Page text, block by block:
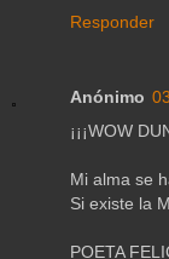
Responder
Anónimo
¡¡¡WOW
Mi alma se
Si existe la
POETA